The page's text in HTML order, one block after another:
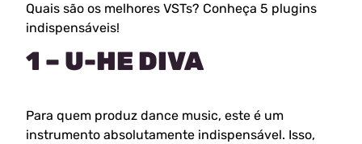
Quais são os melhores VSTs? Conheça 5 plugins
indispensáveis!
1 – U-HE DIVA
Para quem produz dance music, este é um
instrumento absolutamente indispensável. Isso,